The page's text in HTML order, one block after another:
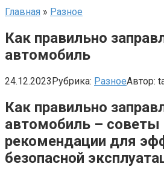
Главная » Разное
Как правильно
автомобиль
24.12.2023Рубрика: РазноеАвтор:
Как правильно
автомобиль – советы
рекомендации для
безопасной